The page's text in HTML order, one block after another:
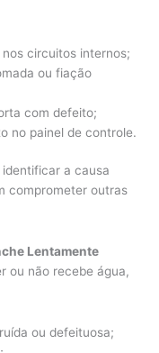
circuitos internos;
ou fiação
com defeito;
no painel de controle.
a causa
comprometer outras
Lentamente
ou não recebe água,
ou defeituosa;